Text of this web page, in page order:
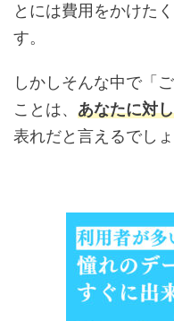
とには費用をかけた
す。
しかしそんな中で「
ことは、 あなたに対
表れだと言えるでしょ